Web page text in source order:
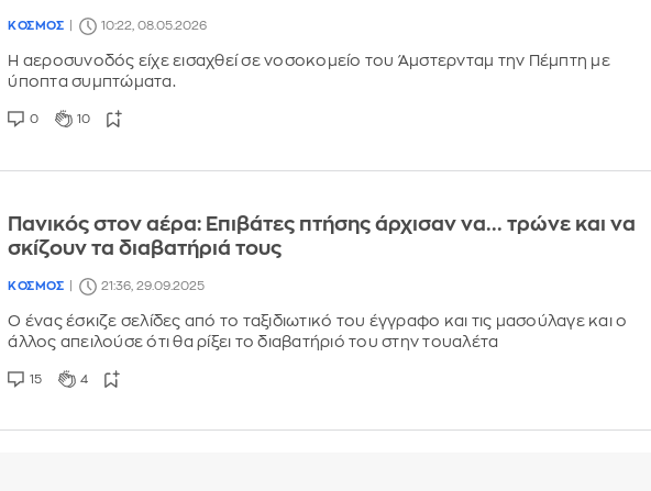
ΚΟΣΜΟΣ 10:22, 08.05.2026
Η αεροσυνοδός είχε εισαχθεί σε νοσοκομείο του Άμστερνταμ την Πέμπτη με
ύποπτα συμπτώματα.
0 10
Πανικός στον αέρα: Επιβάτες πτήσης άρχισαν να... τρώνε και να
σκίζουν τα διαβατήριά τους
ΚΟΣΜΟΣ 21:36, 29.09.2025
Ο ένας έσκιζε σελίδες από το ταξιδιωτικό του έγγραφο και τις μασούλαγε και ο
άλλος απειλούσε ότι θα ρίξει το διαβατήριό του στην τουαλέτα
15 4